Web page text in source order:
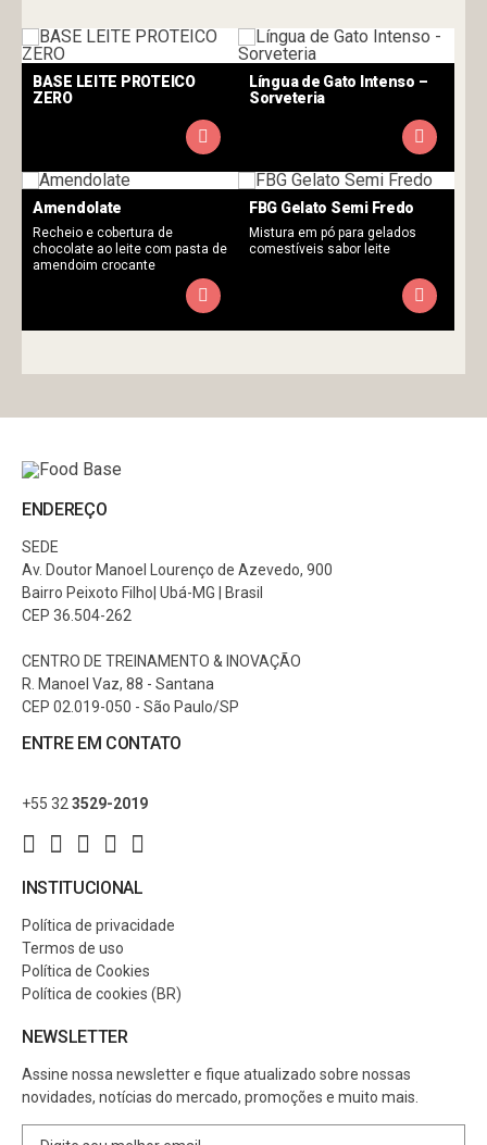
BASE LEITE PROTEICO
ZERO
Língua de Gato Intenso –
Sorveteria
Amendolate
Recheio e cobertura de
chocolate ao leite com pasta de
amendoim crocante
FBG Gelato Semi Fredo
Mistura em pó para gelados
comestíveis sabor leite
ENDEREÇO
SEDE
Av. Doutor Manoel Lourenço de Azevedo, 900
Bairro Peixoto Filho| Ubá-MG | Brasil
CEP 36.504-262
CENTRO DE TREINAMENTO & INOVAÇÃO
R. Manoel Vaz, 88 - Santana
CEP 02.019-050 - São Paulo/SP
ENTRE EM CONTATO
+55 32 3529-2019
INSTITUCIONAL
Política de privacidade
Termos de uso
Política de Cookies
Política de cookies (BR)
NEWSLETTER
Assine nossa newsletter e fique atualizado sobre nossas
novidades, notícias do mercado, promoções e muito mais.